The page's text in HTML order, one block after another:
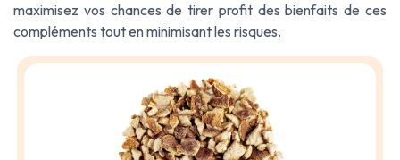
maximisez vos chances de tirer profit des bienfaits de ces
compléments tout en minimisant les risques.